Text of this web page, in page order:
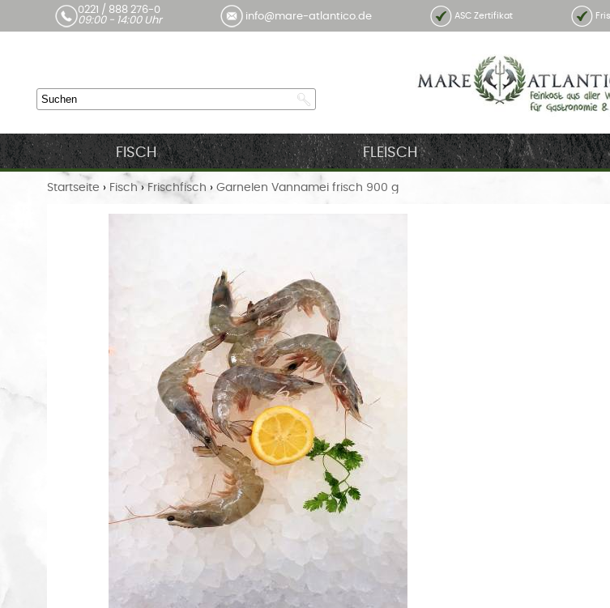
0221 / 888 276-0
09:00 - 14:00 Uhr
info@mare-atlantico.de ASC Zertifikat
FISCH FLEISCH
Startseite › Fisch › Frischfisch › Garnelen Vannamei frisch 900 g